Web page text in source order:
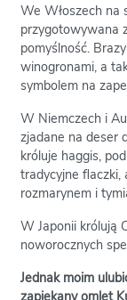
We Włoszech na
przygotowywana
pomyślność.
winogronami, a
symbolem na
W Niemczech i
zjadane na deser
króluje haggis,
tradycyjne flaczki,
rozmarynem i
W Japonii królują
noworocznych
Jednak moim
zapiekany omlet